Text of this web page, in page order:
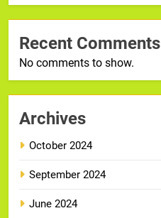
Recent Comments
No comments to show.
Archives
October 2024
September 2024
June 2024